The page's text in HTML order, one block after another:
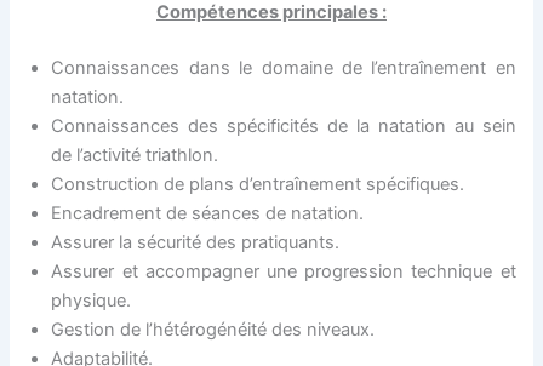
Compétences principales :
Connaissances dans le domaine de l’entraînement en
natation.
Connaissances des spécificités de la natation au sein
de l’activité triathlon.
Construction de plans d’entraînement spécifiques.
Encadrement de séances de natation.
Assurer la sécurité des pratiquants.
Assurer et accompagner une progression technique et
physique.
Gestion de l’hétérogénéité des niveaux.
Adaptabilité.